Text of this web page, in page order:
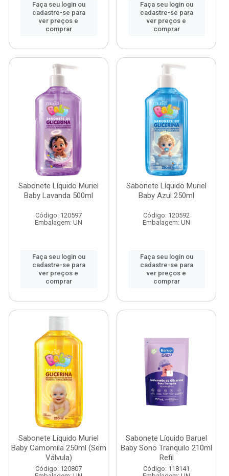
Faça seu login ou
cadastre-se para
ver preços e
comprar
Faça seu login ou
cadastre-se para
ver preços e
comprar
Sabonete Líquido Muriel
Baby Lavanda 500ml
Código: 120597
Embalagem: UN
Faça seu login ou
cadastre-se para
ver preços e
comprar
Sabonete Líquido Muriel
Baby Azul 250ml
Código: 120592
Embalagem: UN
Faça seu login ou
cadastre-se para
ver preços e
comprar
Sabonete Líquido Muriel
Baby Camomila 250ml (Sem
Válvula)
Código: 120807
Sabonete Líquido Baruel
Baby Sono Tranquilo 210ml
Refil
Código: 118141